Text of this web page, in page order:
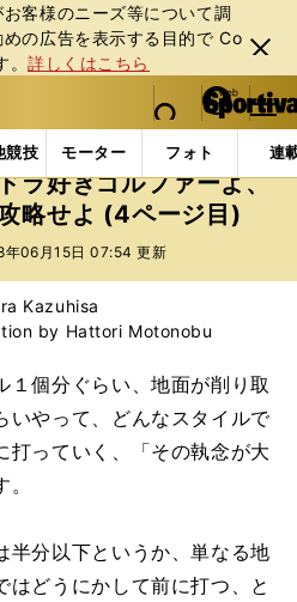
客様のニーズ等について調
の広告を表⽰する⽬的で Co
。詳しくはこちら
閉じ
る
web Sportiva (webスポルティーバ)
検索
マイペ
ー
ジ
メニュ
競技 モーター フォト 連
ゴルフ その他 【木村和久連
ラ好きゴルファーよ、
略せよ (4ページ目)
年06月15日 07:54 更新
Kazuhisa
by Hattori Motonobu
個分ぐらい、地面が削り取
いやって、どんなスタイルで
打っていく、「その執念が大
分以下というか、単なる地
どうにかして前に打つ、と